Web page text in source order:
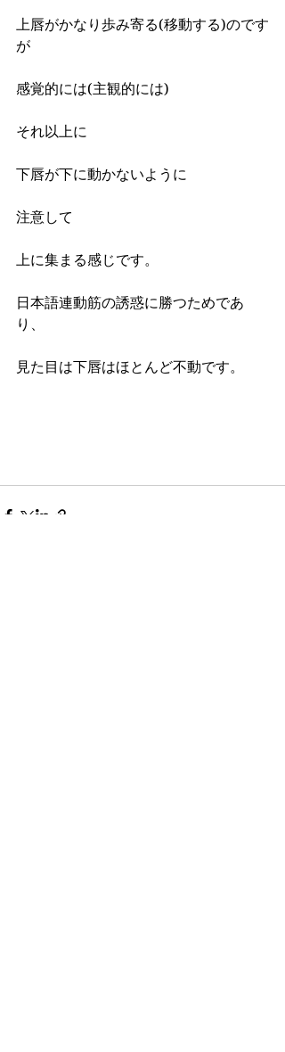
上唇がかなり歩み寄る(移動する)のです
が
感覚的には(主観的には)
それ以上に
下唇が下に動かないように
注意して
上に集まる感じです。
日本語連動筋の誘惑に勝つためであ
り、
見た目は下唇はほとんど不動です。